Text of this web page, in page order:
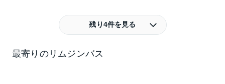
残り4件を見る
最寄りのリムジンバス